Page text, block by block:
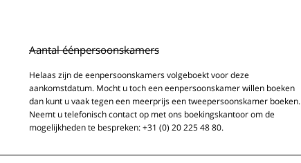
Aantal éénpersoonskamers
Helaas zijn de eenpersoonskamers volgeboekt voor deze
aankomstdatum. Mocht u toch een eenpersoonskamer willen boeken
dan kunt u vaak tegen een meerprijs een tweepersoonskamer boeken.
Neemt u telefonisch contact op met ons boekingskantoor om de
mogelijkheden te bespreken: +31 (0) 20 225 48 80.